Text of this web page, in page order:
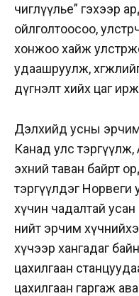
чиглүүлье” гэхээр
ойлголтоосоо,
хонжоо хайж
удаашруулж,
дүгнэлт хийх цаг
Дэлхийд усны
Канад улс
эхний таван байрт
тэргүүлдэг
хүчин чадалтай усан
нийт эрчим
хүчээр хангадаг
цахилгаан
цахилгаан гаргаж